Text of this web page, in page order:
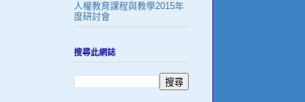
人權教育課程與教學2015年
度研討會
搜尋此網誌